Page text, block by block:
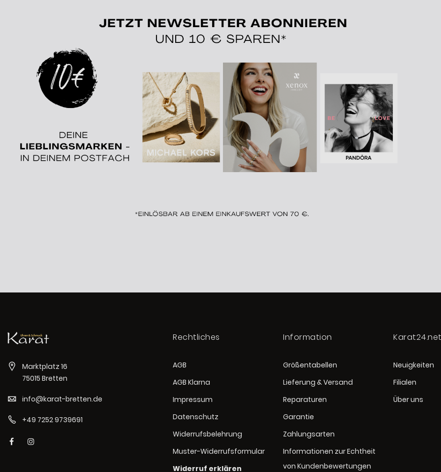
Marktplatz 16
75015 Bretten
info@karat-bretten.de
+49 7252 9739691
Rechtliches
AGB
AGB Klarna
Impressum
Datenschutz
Widerrufsbelehrung
Muster-Widerrufsformular
Widerruf erklären
Information
Größentabellen
Lieferung & Versand
Reparaturen
Garantie
Zahlungsarten
Informationen zur Echtheit
von Kundenbewertungen
Karat24.net
Neuigkeiten
Filialen
Über uns